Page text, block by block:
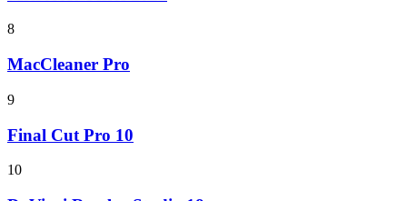
8
MacCleaner Pro
9
Final Cut Pro 10
10